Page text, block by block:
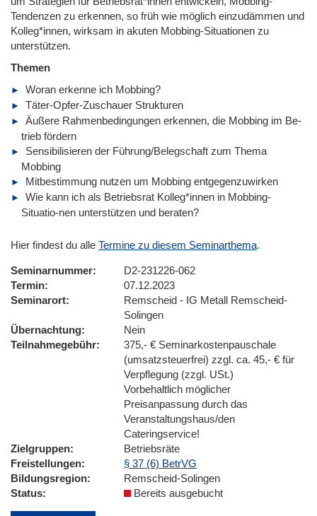
Tendenzen zu erkennen, so früh wie möglich einzudämmen und
Kolleg*innen, wirksam in akuten Mobbing-Situationen zu
unterstützen.
Themen
Woran erkenne ich Mobbing?
Täter-Opfer-Zuschauer Strukturen
Äußere Rahmenbedingungen erkennen, die Mobbing im Be-
trieb fördern
Sensibilisieren der Führung/Belegschaft zum Thema
Mobbing
Mitbestimmung nutzen um Mobbing entgegenzuwirken
Wie kann ich als Betriebsrat Kolleg*innen in Mobbing-
Situatio-nen unterstützen und beraten?
Hier findest du alle Termine zu diesem Seminarthema.
Seminarnummer
D2-231226-062
Termin
07.12.2023
Seminarort
Remscheid - IG Metall Remscheid-
Solingen
Übernachtung
Nein
Teilnahmegebühr
375,- € Seminarkostenpauschale
(umsatzsteuerfrei) zzgl. ca. 45,- € für
Verpflegung (zzgl. USt.)
Vorbehaltlich möglicher
Preisanpassung durch das
Veranstaltungshaus/den
Cateringservice!
Zielgruppen
Betriebsräte
Freistellungen
§ 37 (6) BetrVG
Bildungsregion
Remscheid-Solingen
Status
Bereits ausgebucht